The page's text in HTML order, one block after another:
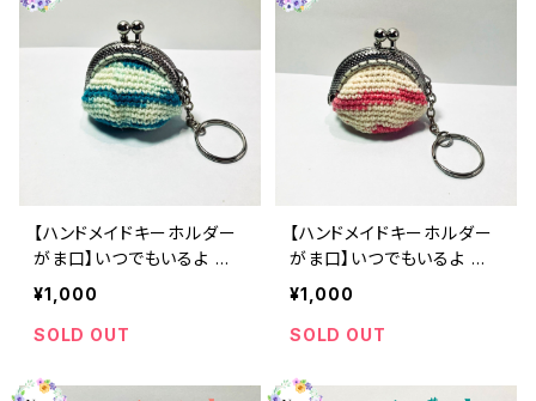
【ハンドメイドキーホルダー
がま口】いつでもいるよ ～
空 ～【オパール毛糸】
¥1,000
SOLD OUT
【ハンドメイドキーホルダー
がま口】いつでもいるよ ～
甘 ～【オパール毛糸】
¥1,000
SOLD OUT